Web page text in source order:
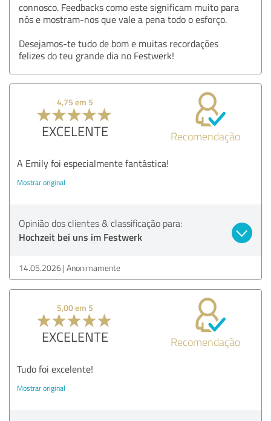
connosco. Feedbacks como este significam muito para
nós e mostram-nos que vale a pena todo o esforço.
Desejamos-te tudo de bom e muitas recordações
felizes do teu grande dia no Festwerk!
4,75 em 5
EXCELENTE Recomendação
A Emily foi especialmente fantástica!
Mostrar original
Opinião dos clientes & classificação para:
Hochzeit bei uns im Festwerk
14.05.2026 Anonimamente
5,00 em 5
EXCELENTE Recomendação
Tudo foi excelente!
Mostrar original